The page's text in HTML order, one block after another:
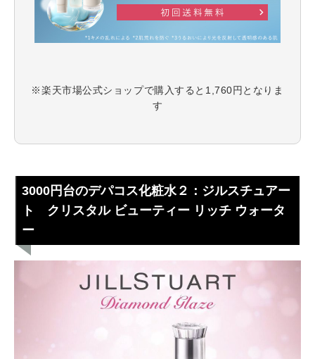
※楽天市場公式ショップで購入すると1,760円となりま
す
3000円台のデパコス化粧水２：ジルスチュアー
ト クリスタル ビューティー リッチ ウォータ
ー